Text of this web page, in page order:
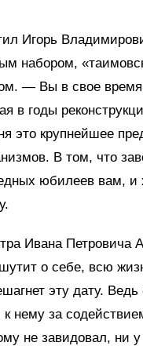
Игорь
набором,
— Вы в свое
в годы
это крупнейшее
В том, что
юбилеев вам,
Ивана Петровича
о себе, всю
эту дату.
нему за
не завидовал, ни у